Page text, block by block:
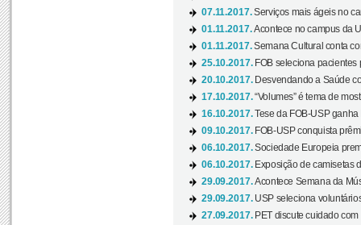
07.11.2017.Serviços mais ágeis no
01.11.2017.Acontece no campus da
01.11.2017.Semana Cultural conta
25.10.2017. FOB seleciona pacientes
20.10.2017. Desvendando a Saúde
17.10.2017.“Volumes” é tema de
16.10.2017.Tese da FOB-USP
09.10.2017. FOB-USP conquista
06.10.2017.Sociedade Europeia
06.10.2017. Exposição de camisetas
29.09.2017.Acontece Semana da
29.09.2017. USP seleciona
27.09.2017. PET discute cuidado